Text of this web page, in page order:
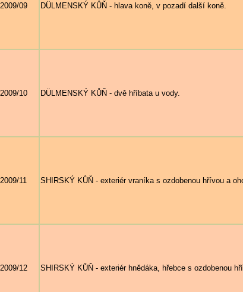
2009/09 DÜLMENSKÝ KŮŇ - hlava koně, v pozadí další koně.
2009/10 DÜLMENSKÝ KŮŇ - dvě hříbata u vody.
2009/11 SHIRSKÝ KŮŇ - exteriér vraníka s ozdobenou hřívou a
2009/12 SHIRSKÝ KŮŇ - exteriér hnědáka, hřebce s ozdobenou